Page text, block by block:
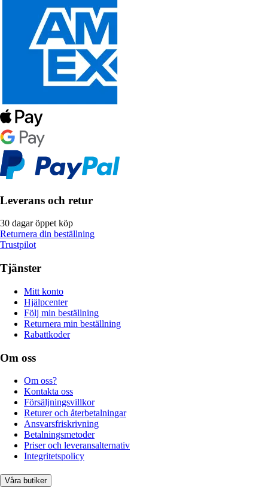
Leverans och retur
30 dagar öppet köp
Returnera din beställning
Trustpilot
Tjänster
Mitt konto
Hjälpcenter
Följ min beställning
Returnera min beställning
Rabattkoder
Om oss
Om oss?
Kontakta oss
Försäljningsvillkor
Returer och återbetalningar
Ansvarsfriskrivning
Betalningsmetoder
Priser och leveransalternativ
Integritetspolicy
Våra butiker